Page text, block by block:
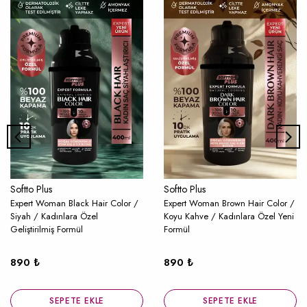
Softto Plus
Expert Woman Black Hair Color /
Siyah / Kadınlara Özel
Geliştirilmiş Formül
890 ₺
SEPETE EKLE
Softto Plus
Expert Woman Brown Hair Color /
Koyu Kahve / Kadınlara Özel Yeni
Formül
890 ₺
SEPETE EKLE